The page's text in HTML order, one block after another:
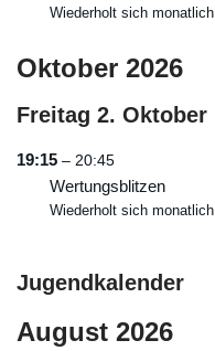
Wiederholt sich monatlich
Oktober 2026
Freitag 2. Oktober
19:15 – 20:45
Wertungsblitzen
Wiederholt sich monatlich
Jugendkalender
August 2026